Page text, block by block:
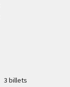
3 billets